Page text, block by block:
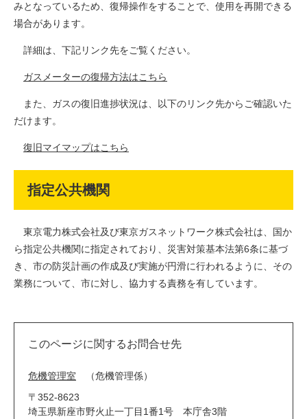
みとなっているため、復帰操作をすることで、使用を再開できる
場合があります。
詳細は、下記リンク先をご覧ください。
ガスメーターの復帰方法はこちら
また、ガスの復旧進捗状況は、以下のリンク先からご確認いた
だけます。
復旧マイマップはこちら
指定公共機関
東京電力株式会社及び東京ガスネットワーク株式会社は、国か
ら指定公共機関に指定されており、災害対策基本法第6条に基づ
き、市の防災計画の作成及び実施が円滑に行われるように、その
業務について、市に対し、協力する責務を有しています。
このページに関するお問合せ先
危機管理室
危機管理係
〒352-8623
埼玉県新座市野火止一丁目1番1号 本庁舎3階